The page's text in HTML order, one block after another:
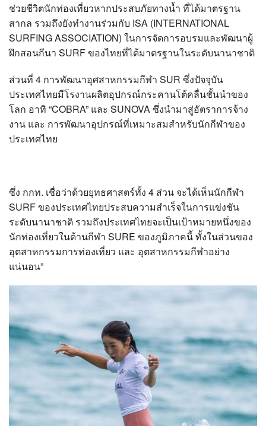
ช่วยชีวิตนักท่องเที่ยวหากประสบภัยทางน้ำ ที่ได้มาตรฐาน
สากล รวมถึงยังทำงานร่วมกับ ISA (INTERNATIONAL
SURFING ASSOCIATION) ในการจัดการอบรมและพัฒนาผู้
ฝึกสอนกีนา SURF ของไทยที่ได้มาตรฐานในระดับนานาชาติ
ส่วนที่ 4 การพัฒนาอุศสาหกรรมกีฬา SUR ซึ่งปัจจุบัน
ประเทศไทยมีโรงานผลิตอุปกรณ์กระคานโต้คลื่นชั้นนำของ
โลก อาทิ “COBRA” และ SUNOVA ซึ่งนำมาสู่อัตราการจ้าง
งาน และ การพัฒนาอุปกรณ์ที่เหมาะสมสำหรับนักกีฬาของ
ประเทศไทย
ซึ่ง กกท. เชื่อว่าด้วยยุทธศาสตร์ทั้ง 4 ส่วน จะได้เห็นนักกีฬา
SURF ของประเทศไทยประสบความสำเร็จในการแข่งชัน
ระดับนานาชาติ รวมถึงประเทศไทยจะเป็นเป้าหมายหนึ่งของ
นักท่องเที่ยวในด้านกีฬา SURE ของภูมิภาคนี้ ทั้งในส่วนของ
อุตสาหกรรมการท่องเที่ยว และ อุตสาหกรรมกีฬาอย่าง
แน่นอน”